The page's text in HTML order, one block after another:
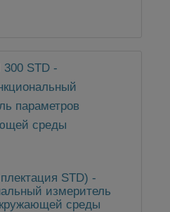
STD) -
измеритель
среды